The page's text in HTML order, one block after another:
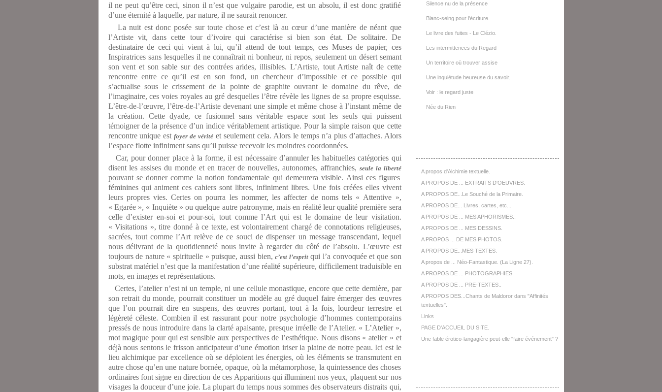
il ne peut qu’être ceci, sinon il n’est que vulgaire parodie, est un absolu, il est donc gratifié
d’une éternité à laquelle, par nature, il ne saurait renoncer.
La nuit est donc posée sur toute chose et c’est là au cœur d’une manière de néant que
l’Artiste vit, dans cette tour d’ivoire qui caractérise si bien son état. De solitaire. De
destinataire de ceci qui vient à lui, qu’il attend de tout temps, ces Muses de papier, ces
Inspiratrices sans lesquelles il ne connaîtrait ni bonheur, ni repos, seulement un désert semant
son vent et son sable sur des contrées arides, illisibles. L’Artiste, tout Artiste naît de cette
rencontre entre ce qu’il est en son fond, un chercheur d’impossible et ce possible qui
s’actualise sous le crissement de la pointe de graphite ouvrant le domaine du rêve, de
l’imaginaire, ces voies royales au gré desquelles l’être révèle les lignes de sa propre esquisse.
L’être-de-l’œuvre, l’être-de-l’Artiste devenant une simple et même chose à l’instant même de
la création. Cette dyade, ce fusionnel sans véritable espace sont les seuls qui puissent
témoigner de la présence d’un indice véritablement artistique. Pour la simple raison que cette
rencontre unique estfoyer de vérité et seulement cela. Alors le temps n’a plus d’attaches. Alors
l’espace flotte infiniment sans qu’il puisse recevoir les moindres coordonnées.
Car, pour donner place à la forme, il est nécessaire d’annuler les habituelles catégories qui
disent les assises du monde et en tracer de nouvelles, autonomes, affranchies, seule la liberté
pouvant se donner comme la notion fondamentale qui demeurera visible. Ainsi ces figures
féminines qui animent ces cahiers sont libres, infiniment libres. Une fois créées elles vivent
leurs propres vies. Certes on pourra les nommer, les affecter de noms tels « Attentive »,
« Egarée », « Inquiète » ou quelque autre patronyme, mais en réalité leur qualité première sera
celle d’exister en-soi et pour-soi, tout comme l’Art qui est le domaine de leur visitation.
« Visitations », titre donné à ce texte, est volontairement chargé de connotations religieuses,
sacrées, tout comme l’Art relève de ce souci de dispenser un message transcendant, lequel
nous délivrant de la quotidienneté nous invite à regarder du côté de l’absolu. L’œuvre est
toujours de nature « spirituelle » puisque, aussi bien,c’est l’espritqui l’a convoquée et que son
substrat matériel n’est que la manifestation d’une réalité supérieure, difficilement traduisible en
mots, en images et représentations.
Certes, l’atelier n’est ni un temple, ni une cellule monastique, encore que cette dernière, par
son retrait du monde, pourrait constituer un modèle au gré duquel faire émerger des œuvres
que l’on pourrait dire en suspens, des œuvres portant, tout à la fois, lourdeur terrestre et
légèreté céleste. Combien il est rassurant pour notre psychologie d’hommes contemporains
pressés de nous introduire dans la clarté apaisante, presque irréelle de l’Atelier. « L’Atelier »,
mot magique pour qui est sensible aux perspectives de l’esthétique. Nous disons « atelier » et
déjà nous sentons le frisson anticipateur d’une émotion iriser la plaine de notre peau. Ici est le
lieu alchimique par excellence où se déploient les énergies, où les éléments se transmutent en
autre chose qu’en une nature bornée, opaque, où la métamorphose, la quintessence des choses
ordinaires font signe en direction de ces Apparitions qui illuminent nos yeux, plaquent sur nos
visages la douceur d’une joie. La plupart du temps nous sommes des observateurs distraits qui,
Silence nu de la présence
Blanc-seing pour l'écriture.
Le livre des fuites - Le Clézio.
Les intermittences du Regard
Un territoire où trouver assise
Une inquiétude heureuse du savoir.
Voir : le regard juste
Née du Rien
A propos d'Alchimie textuelle.
A PROPOS DE ... EXTRAITS D'OEUVRES.
A PROPOS DE...Le Souché de la Primaire.
A PROPOS DE... Livres, cartes, etc...
A PROPOS DE ... MES APHORISMES..
A PROPOS DE ... MES DESSINS.
A PROPOS ... DE MES PHOTOS.
A PROPOS DE...MES TEXTES.
A propos de ... Néo-Fantastique. (La Ligne 27).
A PROPOS DE ... PHOTOGRAPHIES.
A PROPOS DE ... PRE-TEXTES..
A PROPOS DES...Chants de Maldoror dans "Affinités
textuelles".
Links
PAGE D'ACCUEIL DU SITE.
Une fable érotico-langagière peut-elle "faire événement" ?